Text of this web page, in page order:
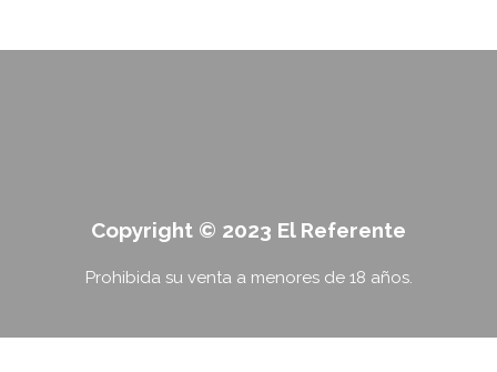
Copyright © 2023 El Referente
Prohibida su venta a menores de 18 años.